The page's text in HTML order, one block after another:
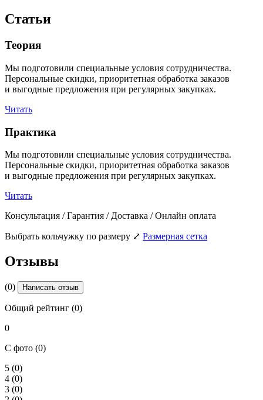
Статьи
Теория
Мы подготовили специальные условия сотрудничества.
Персональные скидки, приоритетная обработка заказов
и выгодные предложения при регулярных закупках.
Читать
Практика
Мы подготовили специальные условия сотрудничества.
Персональные скидки, приоритетная обработка заказов
и выгодные предложения при регулярных закупках.
Читать
Консультация / Гарантия / Доставка / Онлайн оплата
Выбрать кольчужку по размеру ⤢ Размерная сетка
Отзывы
(0) Написать отзыв
Общий рейтинг (0)
0
С фото (0)
5 (0)
4 (0)
3 (0)